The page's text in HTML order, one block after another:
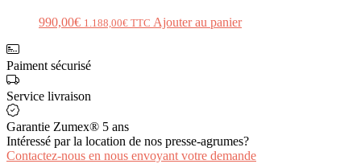
990,00€ 1.188,00€ TTC Ajouter au panier
Paiment sécurisé
Service livraison
Garantie Zumex® 5 ans
Intéressé par la location de nos presse-agrumes?
Contactez-nous en nous envoyant votre demande